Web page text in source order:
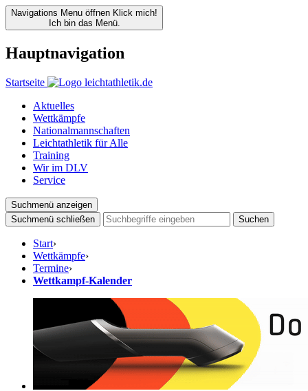
Navigations Menu öffnen Klick mich!
Ich bin das Menü.
Hauptnavigation
Startseite
Aktuelles
Wettkämpfe
Nationalmannschaften
Leichtathletik für Alle
Training
Wir im DLV
Service
Suchmenü anzeigen
Suchmenü schließen
Suchen
Start›
Wettkämpfe›
Termine›
Wettkampf-Kalender